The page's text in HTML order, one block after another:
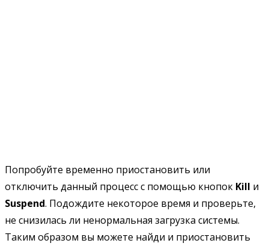
Попробуйте временно приостановить или
отключить данный процесс с помощью кнопок Kill и
Suspend. Подождите некоторое время и проверьте,
не снизилась ли ненормальная загрузка системы.
Таким образом вы можете найди и приостановить